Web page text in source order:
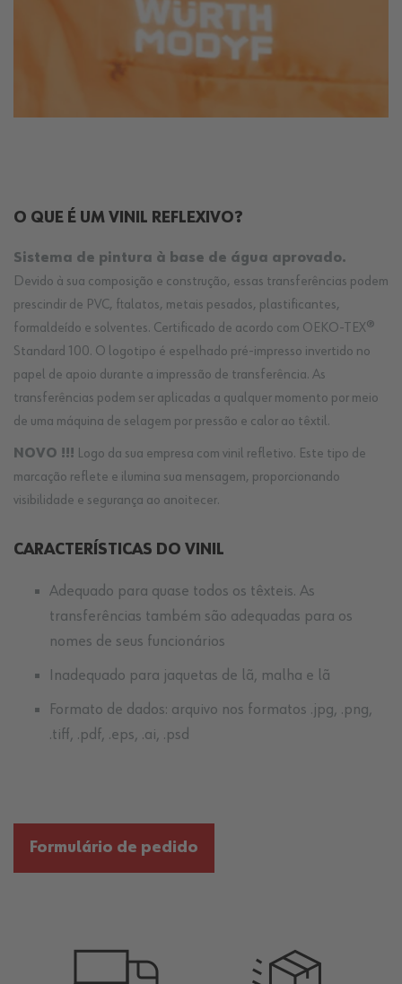
O QUE É UM VINIL REFLEXIVO?
Sistema de pintura à base de água aprovado.
Devido à sua composição e construção, essas transferências podem
prescindir de PVC, ftalatos, metais pesados, plastificantes,
formaldeído e solventes. Certificado de acordo com OEKO-TEX®
Standard 100. O logotipo é espelhado pré-impresso invertido no
papel de apoio durante a impressão de transferência. As
transferências podem ser aplicadas a qualquer momento por meio
de uma máquina de selagem por pressão e calor ao têxtil.
NOVO !!! Logo da sua empresa com vinil refletivo. Este tipo de
marcação reflete e ilumina sua mensagem, proporcionando
visibilidade e segurança ao anoitecer.
CARACTERÍSTICAS DO VINIL
Adequado para quase todos os têxteis. As
transferências também são adequadas para os
nomes de seus funcionários
Inadequado para jaquetas de lã, malha e lã
Formato de dados: arquivo nos formatos .jpg, .png,
.tiff, .pdf, .eps, .ai, .psd
Formulário de pedido